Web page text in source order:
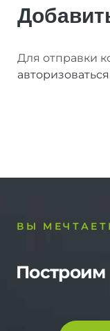
Для отправки
авторизоваться
ВЫ